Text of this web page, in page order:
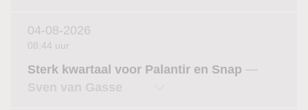
04-08-2026
08:44 uur
Sterk kwartaal voor Palantir en Snap —
Sven van Gasse